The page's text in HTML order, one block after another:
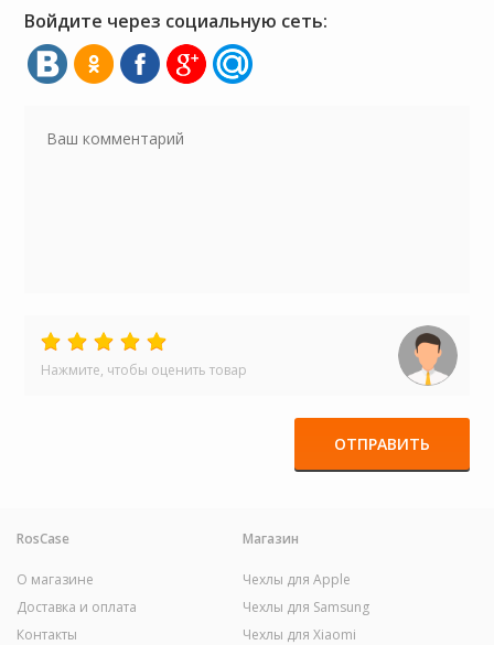
Войдите через социальную сеть:
Нажмите, чтобы оценить товар
ОТПРАВИТЬ
RosCase
О магазине
Доставка и оплата
Контакты
Магазин
Чехлы для Apple
Чехлы для Samsung
Чехлы для Xiaomi